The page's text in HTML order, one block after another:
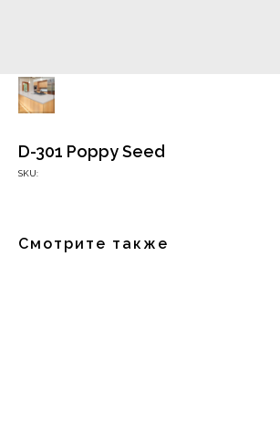
D-301 Poppy Seed
SKU:
Смотрите также